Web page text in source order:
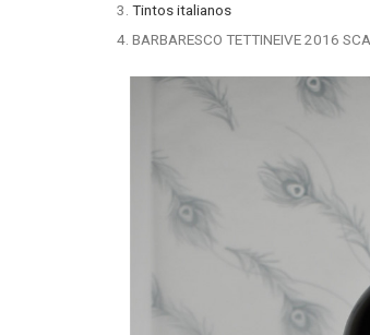
Tintos italianos
BARBARESCO TETTINEIVE 2016